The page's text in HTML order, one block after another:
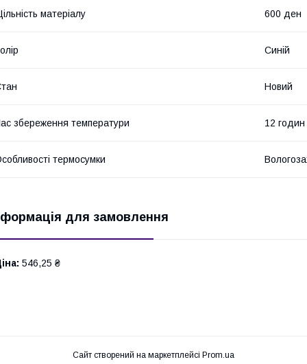
матеріалу 600 ден
Синій
Новий
збереження температури 12 годин
термосумки
для замовлення
546,25 ₴
Сайт створений на маркетплейсі Prom.ua